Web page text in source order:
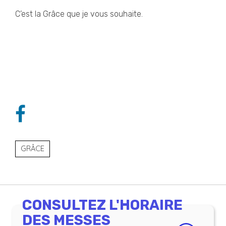
C’est la Grâce que je vous souhaite.
GRÂCE
CONSULTEZ L'HORAIRE
DES MESSES